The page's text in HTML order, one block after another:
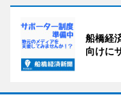
船橋経
向けに